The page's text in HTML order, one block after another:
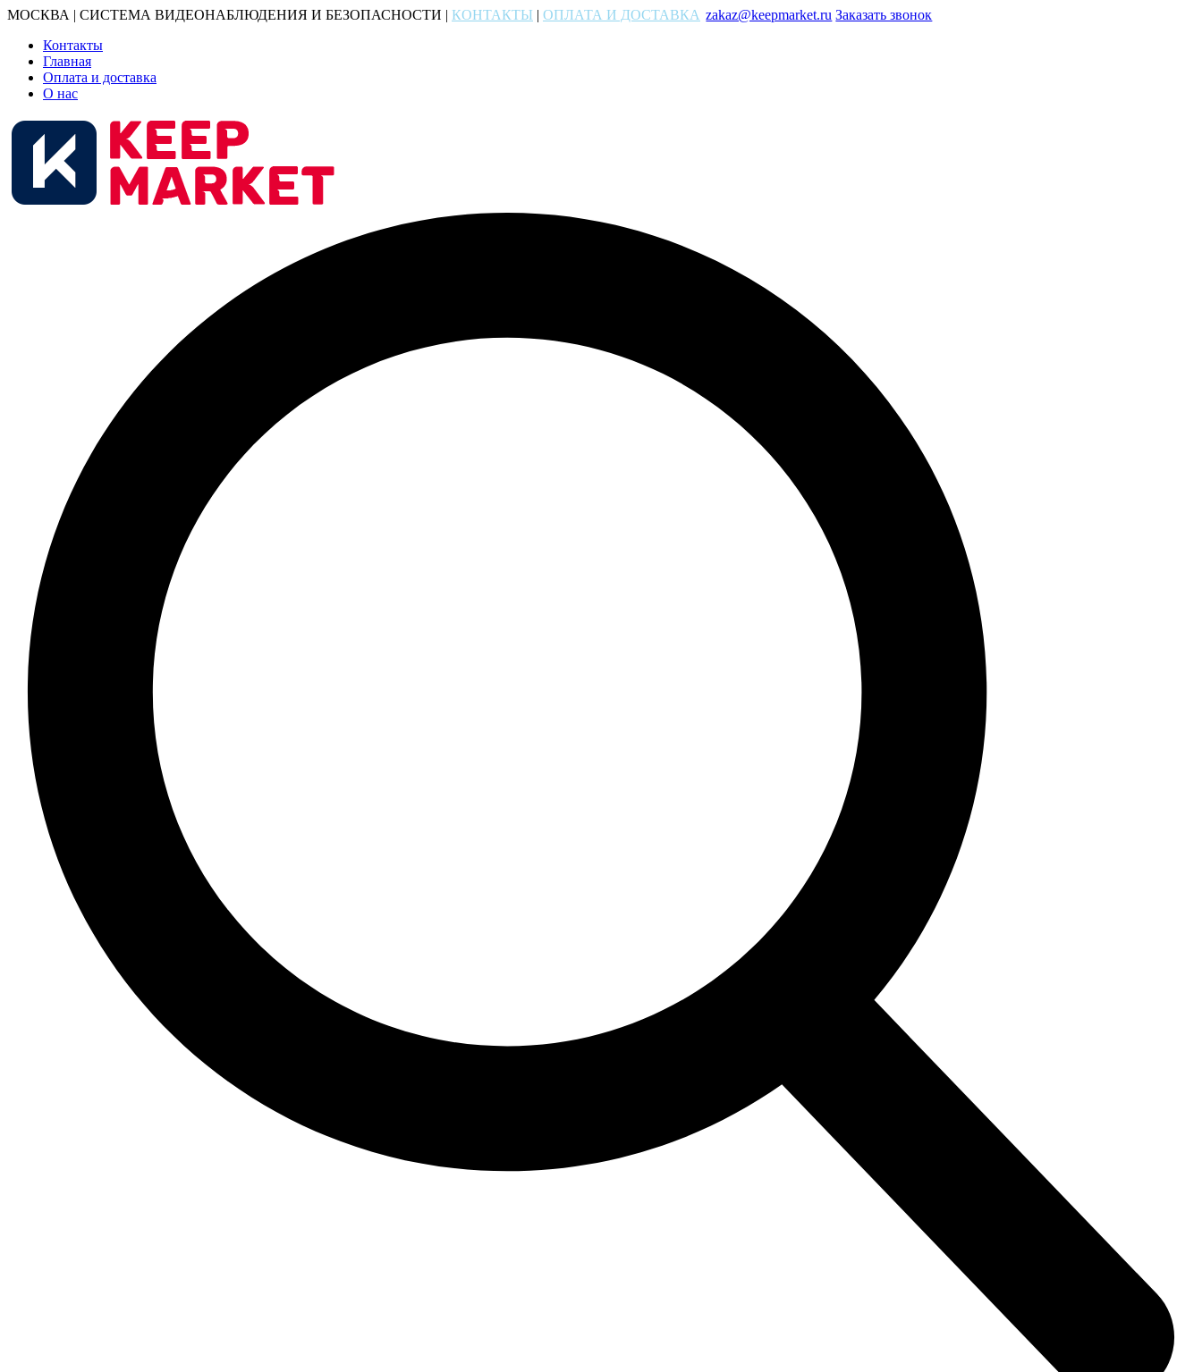
МОСКВА | СИСТЕМА ВИДЕОНАБЛЮДЕНИЯ И БЕЗОПАСНОСТИ | КОНТАКТЫ | ОПЛАТА И ДОСТАВКА zakaz@keepmarket.ru Заказать звонок
Контакты
Главная
Оплата и доставка
О нас